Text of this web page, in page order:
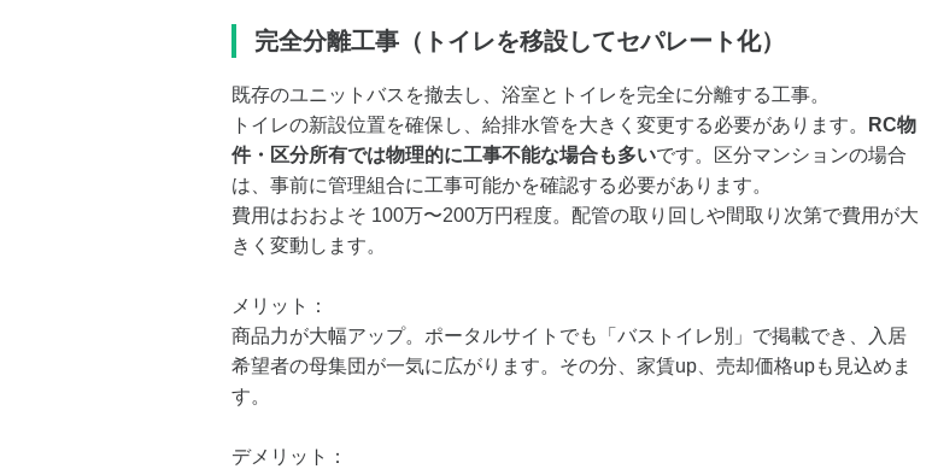
完全分離工事（トイレを移設してセパレート化）
既存のユニットバスを撤去し、浴室とトイレを完全に分離する工事。
トイレの新設位置を確保し、給排水管を大きく変更する必要があります。
RC物
件・区分所有では物理的に工事不能な場合も多いです。区分マンションの場合
は、事前に管理組合に工事可能かを確認する必要があります。
費用はおおよそ 100万〜200万円程度。配管の取り回しや間取り次第で費用が大
きく変動します。
メリット：
商品力が大幅アップ。ポータルサイトでも「バストイレ別」で掲載でき、入居
希望者の母集団が一気に広がります。その分、家賃up、売却価格upも見込めま
す。
デメリット：